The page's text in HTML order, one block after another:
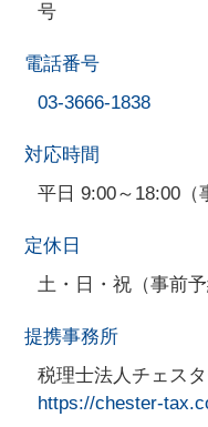
号
電話番号
03-3666-1838
対応時間
平日 9:00～18:00（
定休日
土・日・祝（事前
提携事務所
税理士法人チェス
https://chester-